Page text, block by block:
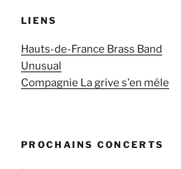
LIENS
Hauts-de-France Brass Band
Unusual
Compagnie La grive s'en mêle
PROCHAINS CONCERTS